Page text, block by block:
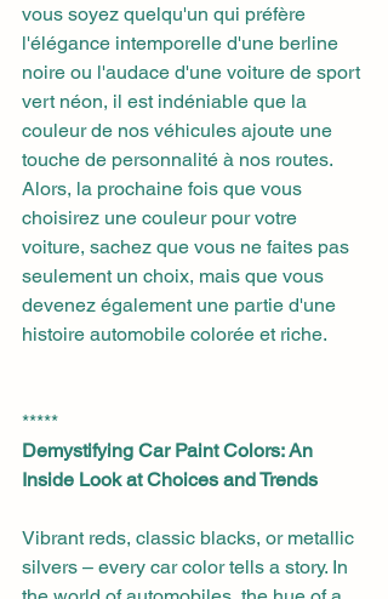
vous soyez quelqu'un qui préfère
l'élégance intemporelle d'une berline
noire ou l'audace d'une voiture de sport
vert néon, il est indéniable que la
couleur de nos véhicules ajoute une
touche de personnalité à nos routes.
Alors, la prochaine fois que vous
choisirez une couleur pour votre
voiture, sachez que vous ne faites pas
seulement un choix, mais que vous
devenez également une partie d'une
histoire automobile colorée et riche.
*****
Demystifying Car Paint Colors: An
Inside Look at Choices and Trends
Vibrant reds, classic blacks, or metallic
silvers – every car color tells a story. In